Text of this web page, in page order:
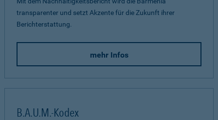
transparenter und setzt Akzente für die Zukunft ihrer
Berichterstattung.
mehr Infos
B.A.U.M.-Kodex